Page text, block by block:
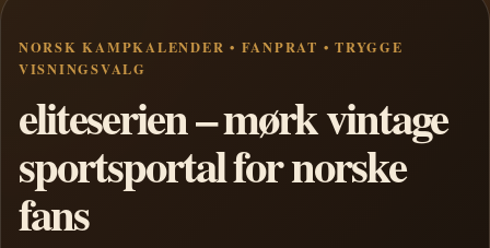
NORSK KAMPKALENDER • FANPRAT • TRYGGE
VISNINGSVALG
eliteserien – mørk vintage
sportsportal for norske
fans